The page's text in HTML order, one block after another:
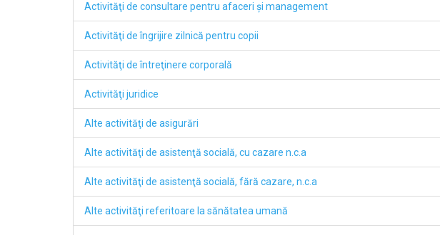
Activităţi de consultare pentru afaceri şi management
Activităţi de îngrijire zilnică pentru copii
Activităţi de întreţinere corporală
Activităţi juridice
Alte activităţi de asigurări
Alte activităţi de asistenţă socială, cu cazare n.c.a
Alte activităţi de asistenţă socială, fără cazare, n.c.a
Alte activităţi referitoare la sănătatea umană